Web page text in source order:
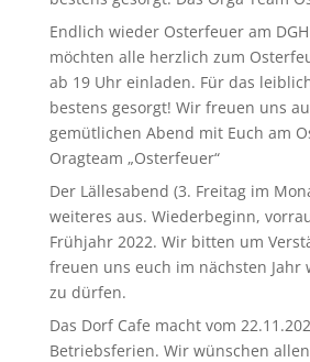
Endlich wieder Osterfeuer am
möchten alle herzlich zum
ab 19 Uhr einladen. Für das
bestens gesorgt! Wir freuen uns
gemütlichen Abend mit Euch am
Oragteam „Osterfeuer“
Der Lällesabend (3. Freitag im
weiteres aus. Wiederbeginn,
Frühjahr 2022. Wir bitten um
freuen uns euch im nächsten Jahr
zu dürfen.
Das Dorf Cafe macht vom
Betriebsferien. Wir wünschen